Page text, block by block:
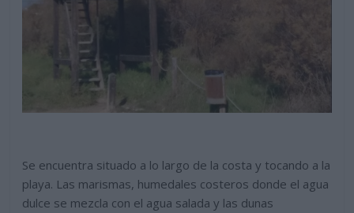
Se encuentra situado a lo largo de la costa y tocando a la
playa. Las marismas, humedales costeros donde el agua
dulce se mezcla con el agua salada y las dunas